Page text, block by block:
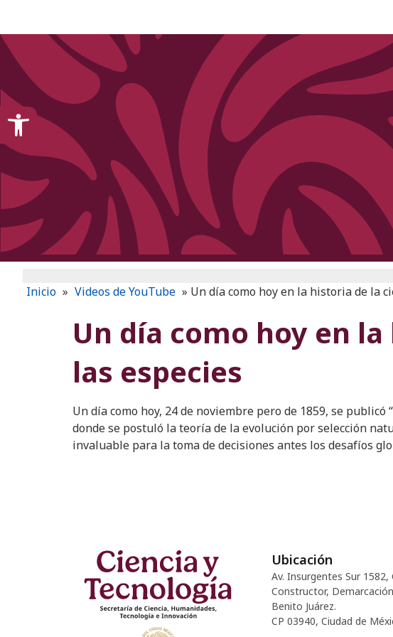
Inicio » Videos de YouTube » Un día como hoy en la historia de la
Un día como hoy en
las especies
Un día como hoy, 24 de noviembre pero de 1859, se
donde se postuló la teoría de la evolución por selección
invaluable para la toma de decisiones antes los desafíos
Ubicación
Av. Insurgentes Sur 1582,
Constructor,
Benito Juárez.
CP 03940, Ciudad de
Open toolbar